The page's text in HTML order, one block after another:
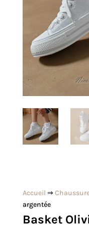
Accueil ⇒
argentée
Basket